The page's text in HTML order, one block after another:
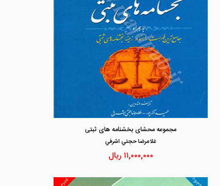
مجموعه محشای بخشنامه های ثبتی
غلامرضا حجتي اشرفي
۱۱,۰۰۰,۰۰۰ ریال